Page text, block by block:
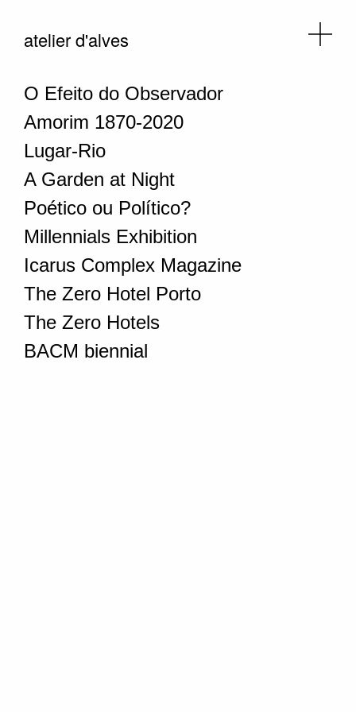
atelier d'alves
O Efeito do Observador
Amorim 1870-2020
Lugar-Rio
A Garden at Night
Poético ou Político?
Millennials Exhibition
Icarus Complex Magazine
The Zero Hotel Porto
The Zero Hotels
BACM biennial